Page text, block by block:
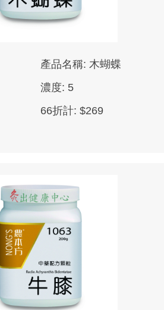
產品名稱: 木蝴蝶
濃度: 5
66折計: $269